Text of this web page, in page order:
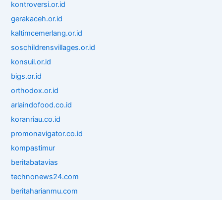
kontroversi.or.id
gerakaceh.or.id
kaltimcemerlang.or.id
soschildrensvillages.or.id
konsuil.or.id
bigs.or.id
orthodox.or.id
arlaindofood.co.id
koranriau.co.id
promonavigator.co.id
kompastimur
beritabatavias
technonews24.com
beritaharianmu.com